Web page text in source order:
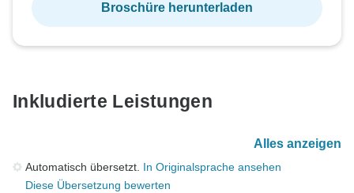
Broschüre herunterladen
Inkludierte Leistungen
Alles anzeigen
Automatisch übersetzt. In Originalsprache ansehen
Diese Übersetzung bewerten